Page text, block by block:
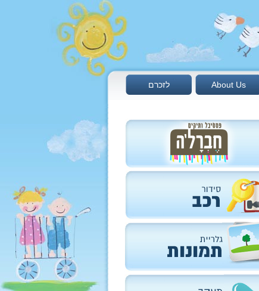
לזכרם About Us